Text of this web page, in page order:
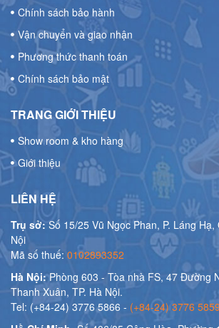
Chính sách bảo hành
Vận chuyển và giao nhận
Phương thức thanh toán
Chính sách bảo mật
TRANG GIỚI THIỆU
Show room & kho hàng
Giới thiệu
LIÊN HỆ
Trụ sở: Số 15/25 Vũ Ngọc Phan, P. Láng
Nội
Mã số thuế: 0102893352
Hà Nội:Phòng 603 - Tòa nhà FS, 47 Đường
Thanh Xuân, TP. Hà Nội.
Tel: (+84-24) 3776 5866 - (+84-24) 3776